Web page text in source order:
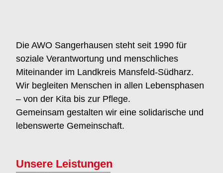
Die AWO Sangerhausen steht seit 1990 für
soziale Verantwortung und menschliches
Miteinander im Landkreis Mansfeld-Südharz.
Wir begleiten Menschen in allen Lebensphasen
– von der Kita bis zur Pflege.
Gemeinsam gestalten wir eine solidarische und
lebenswerte Gemeinschaft.
Unsere Leistungen